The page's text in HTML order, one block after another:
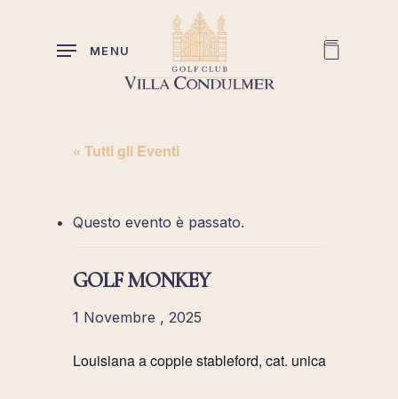
MENU
« Tutti gli Eventi
Questo evento è passato.
GOLF MONKEY
1 Novembre , 2025
Louisiana a coppie stableford, cat. unica